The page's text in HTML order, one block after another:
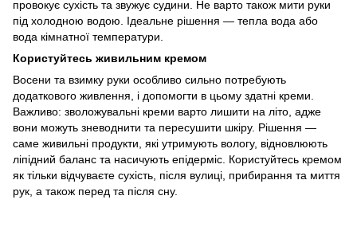
провокує сухість та звужує судини. Не варто також мити руки
під холодною водою. Ідеальне рішення — тепла вода або
вода кімнатної температури.
Користуйтесь живильним кремом
Восени та взимку руки особливо сильно потребують
додаткового живлення, і допомогти в цьому здатні креми
Важливо: зволожувальні креми варто лишити на літо, адже
вони можуть зневоднити та пересушити шкіру. Рішення —
саме живильні продукти, які утримують вологу, відновлюють
ліпідний баланс та насичують епідерміс. Користуйтесь кремом
як тільки відчуваєте сухість, після вулиці, прибирання та миття
рук, а також перед та після сну.